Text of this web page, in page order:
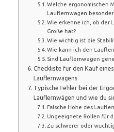
Welche ergonomischen
Lauflernwagen
Wie erkenne ich, ob der
Größe hat?
Wie wichtig ist die
Wie kann ich den
Sind Lauflernwagen
Checkliste für den Kauf
Lauflernwagens
Typische Fehler bei der
Lauflernwägen und wie du
Falsche Höhe des
Ungeeignete Rollen für
Zu schwerer oder